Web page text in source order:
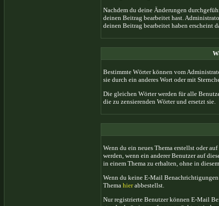
Nachdem du deine Änderungen
deinen Beitrag bearbeitet hast.
deinen Beitrag bearbeitet haben erscheint
Bestimmte Wörter können vom
sie durch ein anderes Wort oder mit
Die gleichen Wörter werden für alle
die zu zensierenden Wörter und ersetzt sie.
Wenn du ein neues Thema erstellst oder
werden, wenn ein anderer Benutzer auf
in einem Thema zu erhalten, ohne in
Wenn du keine E-Mail
Thema hierabbestellst.
Nur registrierte Benutzer können E-Mail